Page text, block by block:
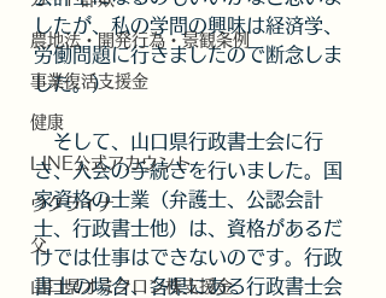
農地法・開発行為・景観条例
事業復活支援金
健康
LINE公式アカウント
ウクライナ
父
山口県オミクロン株支援金
したが、私の学問の興味は経済学、
労働問題に行きましたので断念しま
した。）
そして、山口県行政書士会に行
き、入会の手続きを行いました。国
家資格の士業（弁護士、公認会計
士、行政書士他）は、資格があるだ
けでは仕事はできないのです。行政
書士の場合、各県にある行政書士会